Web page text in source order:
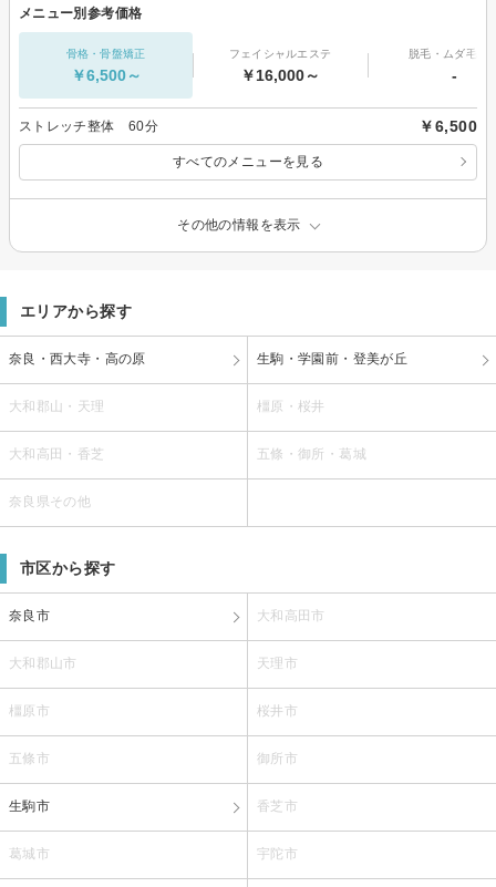
メニュー別参考価格
骨格・骨盤矯正
￥6,500～
フェイシャルエステ
￥16,000～
脱毛・ムダ毛処
-
ストレッチ整体 60分 ￥6,500
すべてのメニューを見る
その他の情報を表示
エリアから探す
奈良・西大寺・高の原 生駒・学園前・登美が丘
大和郡山・天理 橿原・桜井
大和高田・香芝 五條・御所・葛城
奈良県その他
市区から探す
奈良市 大和高田市
大和郡山市 天理市
橿原市 桜井市
五條市 御所市
生駒市 香芝市
葛城市 宇陀市